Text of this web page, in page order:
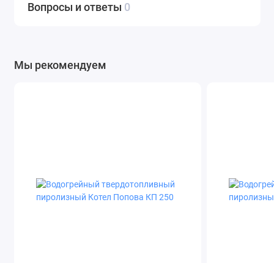
Вопросы и ответы 0
Мы рекомендуем